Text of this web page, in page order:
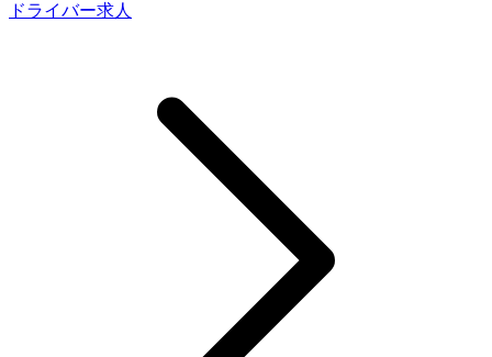
ドライバー求人